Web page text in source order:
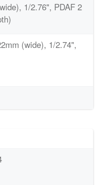
1/2.76", PDAF 2
(wide), 1/2.74",